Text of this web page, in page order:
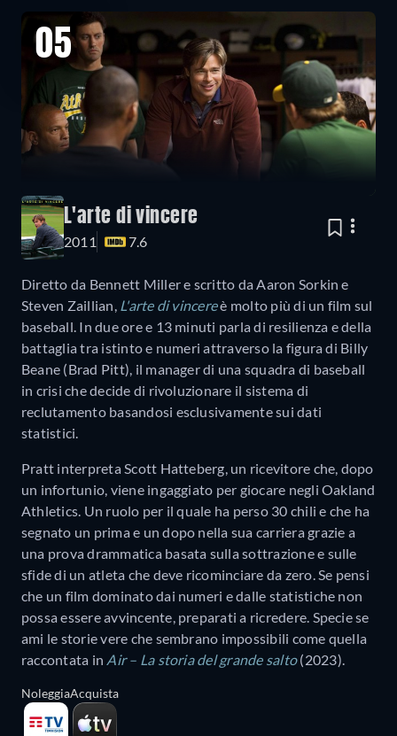
05
L'arte di vincere
2011 7.6
Diretto da Bennett Miller e scritto da Aaron Sorkin e
Steven Zaillian, L'arte di vincereè molto più di un film sul
baseball. In due ore e 13 minuti parla di resilienza e della
battaglia tra istinto e numeri attraverso la figura di Billy
Beane (Brad Pitt), il manager di una squadra di baseball
in crisi che decide di rivoluzionare il sistema di
reclutamento basandosi esclusivamente sui dati
statistici.
Pratt interpreta Scott Hatteberg, un ricevitore che, dopo
un infortunio, viene ingaggiato per giocare negli Oakland
Athletics. Un ruolo per il quale ha perso 30 chili e che ha
segnato un prima e un dopo nella sua carriera grazie a
una prova drammatica basata sulla sottrazione e sulle
sfide di un atleta che deve ricominciare da zero. Se pensi
che un film dominato dai numeri e dalle statistiche non
possa essere avvincente, preparati a ricredere. Specie se
ami le storie vere che sembrano impossibili come quella
raccontata in Air – La storia del grande salto(2023).
NoleggiaAcquista